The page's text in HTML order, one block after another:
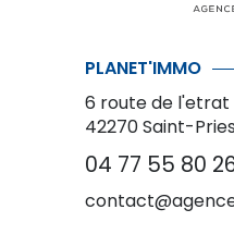
PLANET'IMMO
6 route de l'etrat
42270Saint-
04 77 55 80